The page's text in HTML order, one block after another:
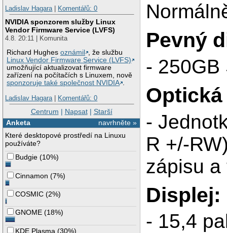
Ladislav Hagara| Komentářů: 0
NVIDIA sponzorem služby Linux
Vendor Firmware Service (LVFS)
4.8. 20:11 | Komunita
Richard Hughesoznámil
, že službu
Linux Vendor Firmware Service (LVFS)
umožňující aktualizovat firmware
zařízení na počítačích s Linuxem, nově
sponzoruje také společnost NVIDIA .
Ladislav Hagara| Komentářů: 0
Centrum | Napsat| Starší
navrhněte »
Anketa
Které desktopové prostředí na Linuxu
používáte?
Budgie (10%)
Cinnamon (7%)
COSMIC (2%)
GNOME (18%)
KDE Plasma (30%)
Pevný
- 250GB
-
R +/-
zápisu a
Displej:
- 15,4